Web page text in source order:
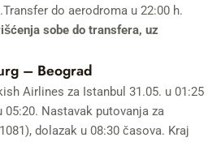
do aerodroma u 22:00 h.
sobe do transfera, uz
– Beograd
Airlines za Istanbul 31.05. u 01:25
05:20. Nastavak putovanja za
dolazak u 08:30 časova. Kraj